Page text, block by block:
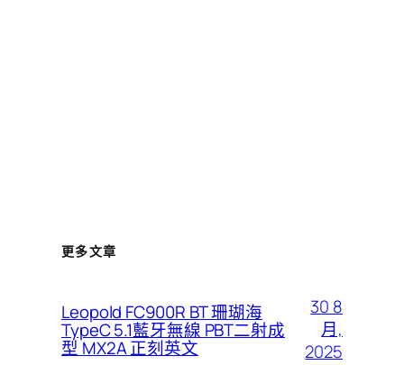
更多文章
Leopold FC900R BT 珊瑚海
TypeC 5.1藍牙無線 PBT二射成
型 MX2A 正刻英文
30 8
月,
2025